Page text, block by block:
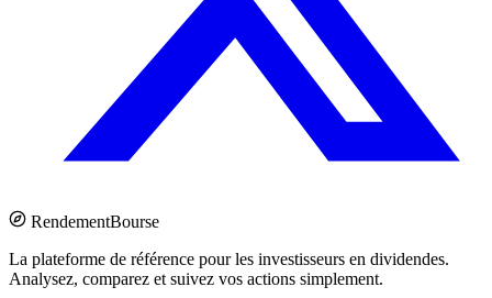
RendementBourse
La plateforme de référence pour les investisseurs en dividendes.
Analysez, comparez et suivez vos actions simplement.